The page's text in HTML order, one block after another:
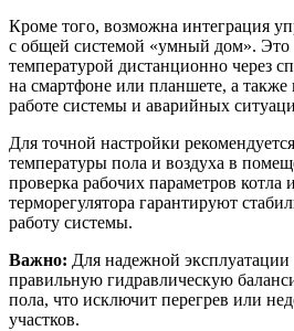
Кроме того, возможна интеграция
с общей системой «умный дом». Это
температурой дистанционно через
на смартфоне или планшете, а также
работе системы и аварийных
Для точной настройки
температуры пола и воздуха в
проверка рабочих параметров котла
терморегулятора гарантируют
работу системы.
Важно: Для надежной эксплуатации
правильную гидравлическую
пола, что исключит перегрев или
участков.